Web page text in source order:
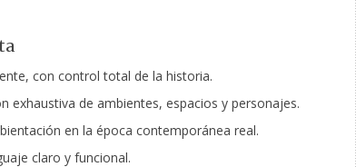
con control total de la historia.
exhaustiva de ambientes, espacios y personajes.
en la época contemporánea real.
claro y funcional.